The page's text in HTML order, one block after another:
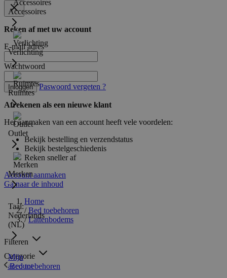
Accessoires
Verlichting
Ruimtes
Outlet
Merken
Taal:
Nederlands
(NL)
Mijn
account
Reken af met uw account
E-mail adres
Wachtwoord
Inloggen Paswoord vergeten ?
Afrekenen als een nieuwe klant
Het aanmaken van een account heeft vele voordelen:
Bekijk bestelling en verzendstatus
Bekijk bestelgeschiedenis
Reken sneller af
Account aanmaken
Ga naar de inhoud
Home
/ Bed toebehoren
/ Lattenbodems
Filteren
Categorie
Bed toebehoren